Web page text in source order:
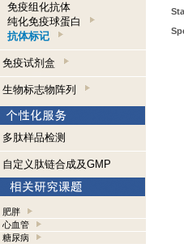
免疫组化抗体
纯化免疫球蛋白
抗体标记
免疫试剂盒
生物标志物阵列
多肽样品检测
自定义肽链合成及GMP
肥胖
心血管
糖尿病